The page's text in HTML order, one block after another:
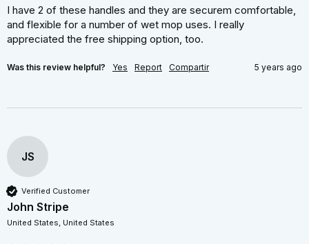
I have 2 of these handles and they are securem comfortable,
and flexible for a number of wet mop uses. I really
appreciated the free shipping option, too.
Was this review helpful? Yes Report Compartir 5 years ago
JS
Verified Customer
John Stripe
United States, United States